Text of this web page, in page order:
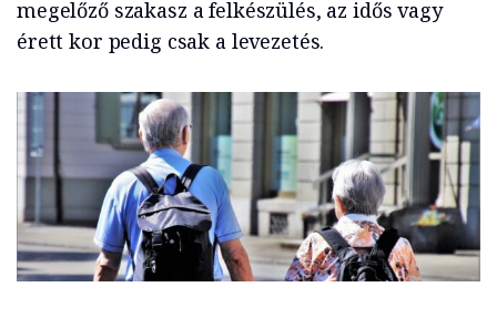
megelőző szakasz a felkészülés, az idős vagy
érett kor pedig csak a levezetés.